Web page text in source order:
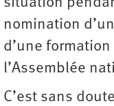
nomination
d’une
l’Assemblée
C’est sans